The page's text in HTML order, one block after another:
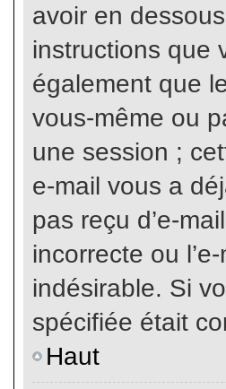
avoir en
instructions que
également que
vous-même ou
une session ;
e-mail vous a
pas reçu d’e-
incorrecte ou
indésirable. Si
spécifiée était
Haut